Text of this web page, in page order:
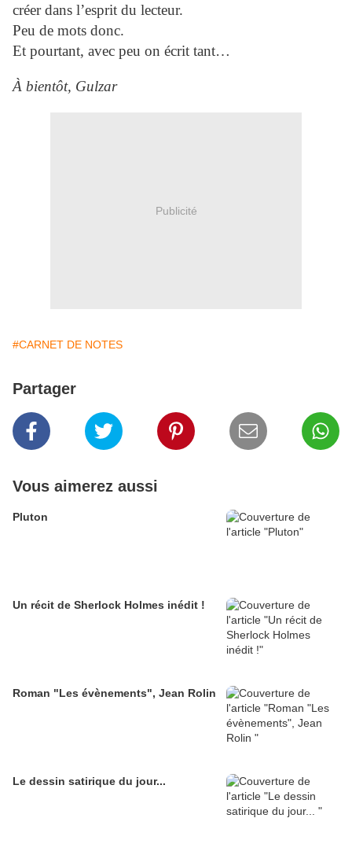
créer dans l’esprit du lecteur.
Peu de mots donc.
Et pourtant, avec peu on écrit tant…
À bientôt, Gulzar
Publicité
#CARNET DE NOTES
Partager
Vous aimerez aussi
Pluton
Un récit de Sherlock Holmes inédit !
Roman "Les évènements", Jean Rolin
Le dessin satirique du jour...